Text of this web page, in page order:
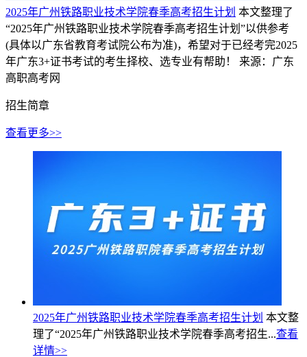
2025年广州铁路职业技术学院春季高考招生计划 本文整理了
“2025年广州铁路职业技术学院春季高考招生计划”以供参考
(具体以广东省教育考试院公布为准)，希望对于已经考完2025
年广东3+证书考试的考生择校、选专业有帮助！
来源：广东
高职高考网
招生简章
查看更多>>
2025年广州铁路职业技术学院春季高考招生计划 本文整
理了“2025年广州铁路职业技术学院春季高考招生...查看
详情>>